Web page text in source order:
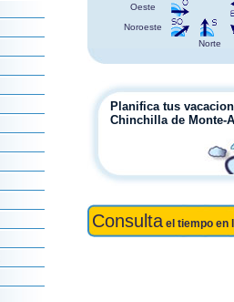
Oeste
Noroeste
Norte
Planifica tus
Chinchilla de Monte-
Consulta el tiempo en